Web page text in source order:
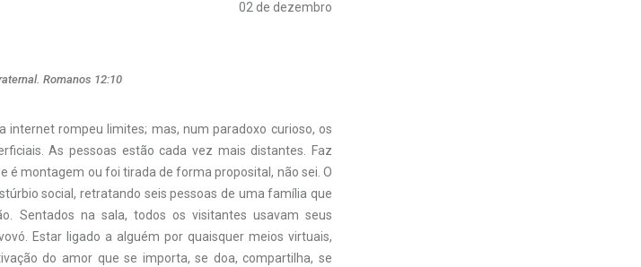
02 de dezembro
Romanos 12:10
internet rompeu limites; mas, num paradoxo curioso, os
As pessoas estão cada vez mais distantes. Faz
é montagem ou foi tirada de forma proposital, não sei. O
social, retratando seis pessoas de uma família que
Sentados na sala, todos os visitantes usavam seus
Estar ligado a alguém por quaisquer meios virtuais,
do amor que se importa, se doa, compartilha, se